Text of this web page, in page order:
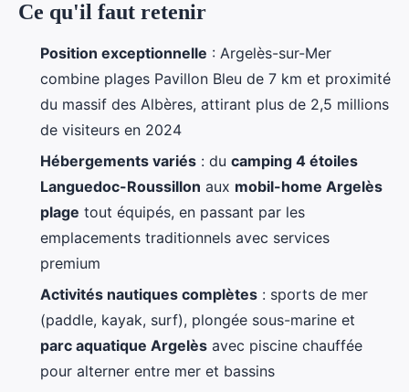
Ce qu'il faut retenir
Position exceptionnelle : Argelès-sur-Mer
combine plages Pavillon Bleu de 7 km et proximité
du massif des Albères, attirant plus de 2,5 millions
de visiteurs en 2024
Hébergements variés : du camping 4 étoiles
Languedoc-Roussillon aux mobil-home Argelès
plage tout équipés, en passant par les
emplacements traditionnels avec services
premium
Activités nautiques complètes : sports de mer
(paddle, kayak, surf), plongée sous-marine et
parc aquatique Argelès avec piscine chauffée
pour alterner entre mer et bassins